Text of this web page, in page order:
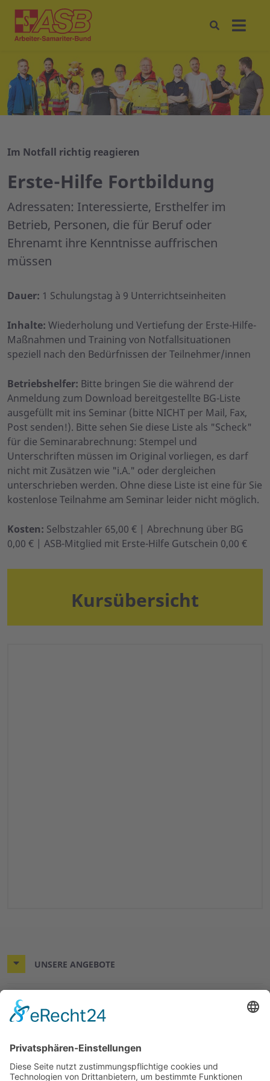
Im Notfall richtig reagieren
Erste-Hilfe Fortbildung
Adressaten: Interessierte, Ersthelfer im
Betrieb, Personen, die für Beruf oder
Ehrenamt ihre Kenntnisse auffrischen
müssen
Dauer: 1 Schulungstag à 9 Unterrichtseinheiten
Inhalte: Wiederholung und Vertiefung der Erste-Hilfe-
Maßnahmen und Training von Notfallsituationen
speziell nach den Bedürfnissen der Teilnehmer/innen
Betriebshelfer: Bitte bringen Sie die während der
Anmeldung zum Download bereitgestellte BG-Liste
ausgefüllt mit ins Seminar (bitte NICHT per Mail, Fax,
Post senden!). Bitte sehen Sie diese Liste als "Scheck"
für die Seminarabrechnung: Stempel und
Unterschriften müssen im Original vorliegen, es darf
nicht mit Zusätzen wie "i.A." oder dergleichen
unterschrieben werden. Ohne diese Liste ist eine für Sie
kostenlose Teilnahme am Seminar leider nicht möglich.
Kosten: Selbstzahler 65,00 € | Abrechnung über BG
0,00 € | ASB-Mitglied mit Erste-Hilfe Gutschein 0,00 €
Kursübersicht
UNSERE ANGEBOTE
ÜBER UNS